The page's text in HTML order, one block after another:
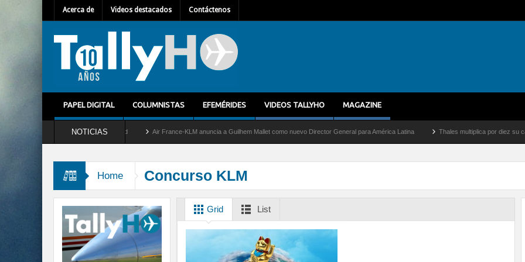
Acerca de Videos destacados Contáctenos
PAPEL DIGITAL COLUMNISTAS EFEMÉRIDES VIDEOS TALLYHO MAGAZINE
NOTICIAS
del servicio al C-2 Greyhound Air France-KLM anuncia a Guilhem Mallet como nuevo Director General para América Latina Thales multiplica por diez su
Home Concurso KLM
Grid List